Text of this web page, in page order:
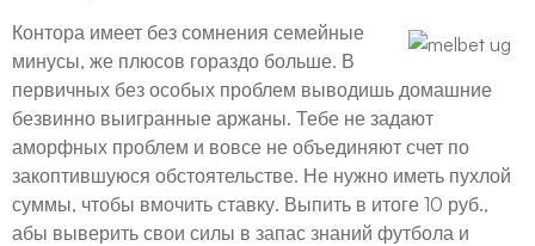
Контора имеет без сомнения семейные
минусы, же плюсов гораздо больше. В
первичных без особых проблем выводишь домашние
безвинно выигранные аржаны. Тебе не задают
аморфных проблем и вовсе не объединяют счет по
закоптившуюся обстоятельстве. Не нужно иметь пухлой
суммы, чтобы вмочить ставку. Выпить в итоге 10 руб.,
абы выверить свои силы в запас знаний футбола и